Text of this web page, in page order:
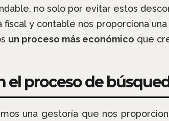
no solo por evitar estos
fiscal y contable nos proporciona
un proceso más económico que
el proceso de
una gestoría que nos